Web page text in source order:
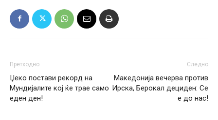
Претходно
Џеко постави рекорд на
Мундијалите кој ќе трае само
еден ден!
Следно
Македонија вечерва против
Ирска, Берокал дециден: Се
е до нас!